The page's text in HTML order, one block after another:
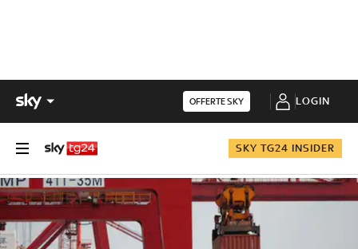
OFFERTE SKY LOGIN
SKY TG24 INSIDER